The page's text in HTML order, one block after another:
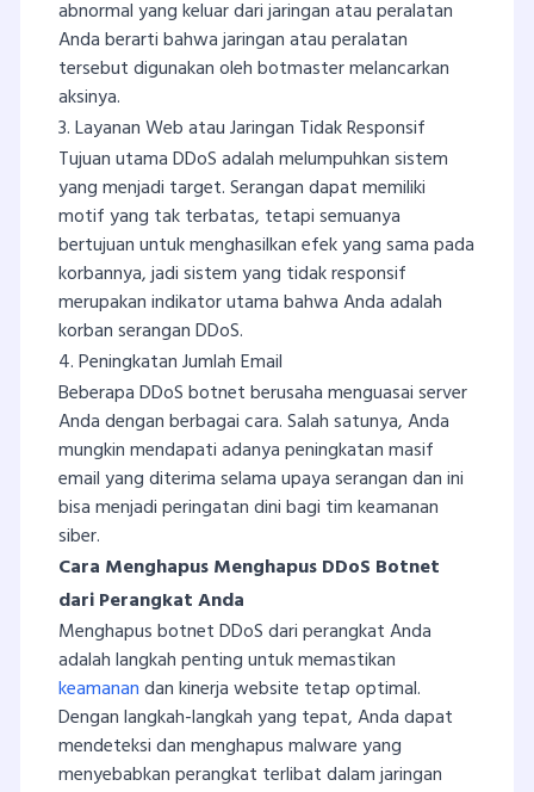
abnormal yang keluar dari jaringan atau peralatan
Anda berarti bahwa jaringan atau peralatan
tersebut digunakan oleh botmaster melancarkan
aksinya.
3. Layanan Web atau Jaringan Tidak Responsif
Tujuan utama DDoS adalah melumpuhkan sistem
yang menjadi target. Serangan dapat memiliki
motif yang tak terbatas, tetapi semuanya
bertujuan untuk menghasilkan efek yang sama pada
korbannya, jadi sistem yang tidak responsif
merupakan indikator utama bahwa Anda adalah
korban serangan DDoS.
4. Peningkatan Jumlah Email
Beberapa DDoS botnet berusaha menguasai server
Anda dengan berbagai cara. Salah satunya, Anda
mungkin mendapati adanya peningkatan masif
email yang diterima selama upaya serangan dan ini
bisa menjadi peringatan dini bagi tim keamanan
siber.
Cara Menghapus Menghapus DDoS Botnet
dari Perangkat Anda
Menghapus botnet DDoS dari perangkat Anda
adalah langkah penting untuk memastikan
keamanandan kinerja website tetap optimal.
Dengan langkah-langkah yang tepat, Anda dapat
mendeteksi dan menghapus malware yang
menyebabkan perangkat terlibat dalam jaringan